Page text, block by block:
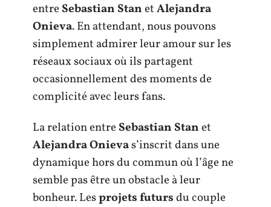
entreSebastian StanetAlejandra
Onieva. En attendant, nous pouvons
simplement admirer leur amour sur les
réseaux sociaux où ils partagent
occasionnellement des moments de
complicité avec leurs fans.
La relation entreSebastian Stanet
Alejandra Onievas’inscrit dans une
dynamique hors du commun où l’âge ne
semble pas être un obstacle à leur
bonheur. Lesprojets futursdu couple